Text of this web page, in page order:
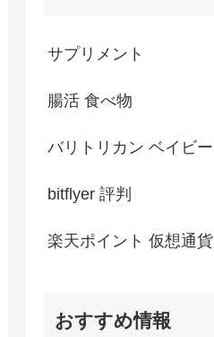
サプリメント
腸活 食べ物
バリトリカン ベイビー
bitflyer 評判
楽天ポイント 仮想通貨
おすすめ情報